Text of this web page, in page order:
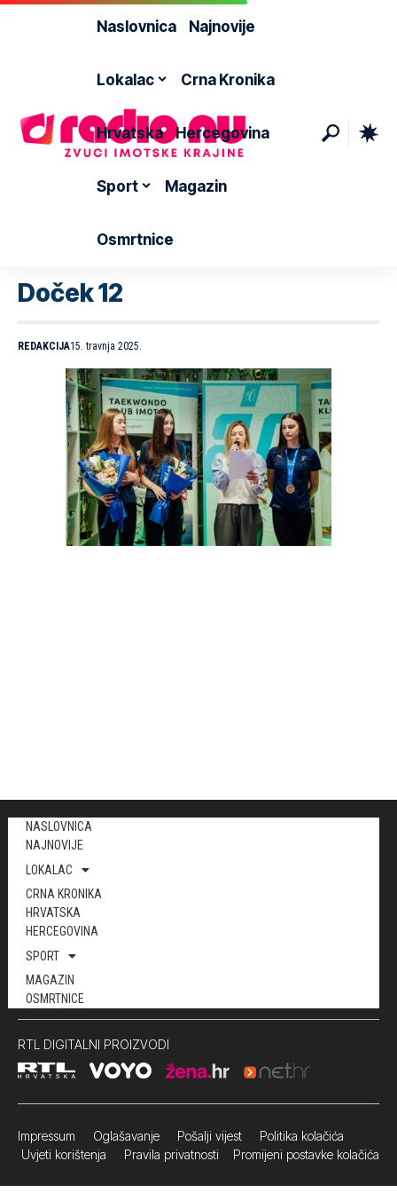
Naslovnica Najnovije
Lokalac Crna Kronika
Hrvatska Hercegovina
Sport Magazin
Osmrtnice
Doček 12
REDAKCIJA15. travnja 2025.
NASLOVNICA
NAJNOVIJE
LOKALAC
CRNA KRONIKA
HRVATSKA
HERCEGOVINA
SPORT
MAGAZIN
OSMRTNICE
RTL DIGITALNI PROIZVODI
Impressum Oglašavanje Pošalji vijest Politika kolačića
Uvjeti korištenja Pravila privatnosti Promijeni postavke kolačića